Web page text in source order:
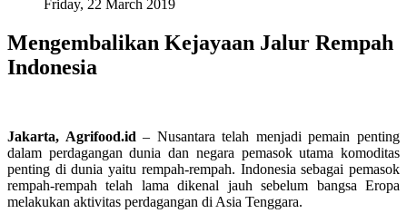
Friday, 22 March 2019
Mengembalikan Kejayaan Jalur Rempah
Indonesia
Jakarta, Agrifood.id – Nusantara telah menjadi pemain penting
dalam perdagangan dunia dan negara pemasok utama komoditas
penting di dunia yaitu rempah-rempah. Indonesia sebagai pemasok
rempah-rempah telah lama dikenal jauh sebelum bangsa Eropa
melakukan aktivitas perdagangan di Asia Tenggara.